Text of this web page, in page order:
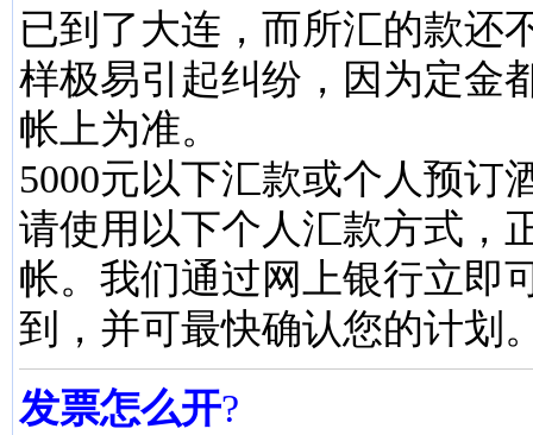
已到了大连，而所汇的款还
样极易引起纠纷，因为定金
帐上为准。
5000元以下汇款或个人预订
请使用以下个人汇款方式，
帐。我们通过网上银行立即
到，并可最快确认您的计划
发票怎么开?